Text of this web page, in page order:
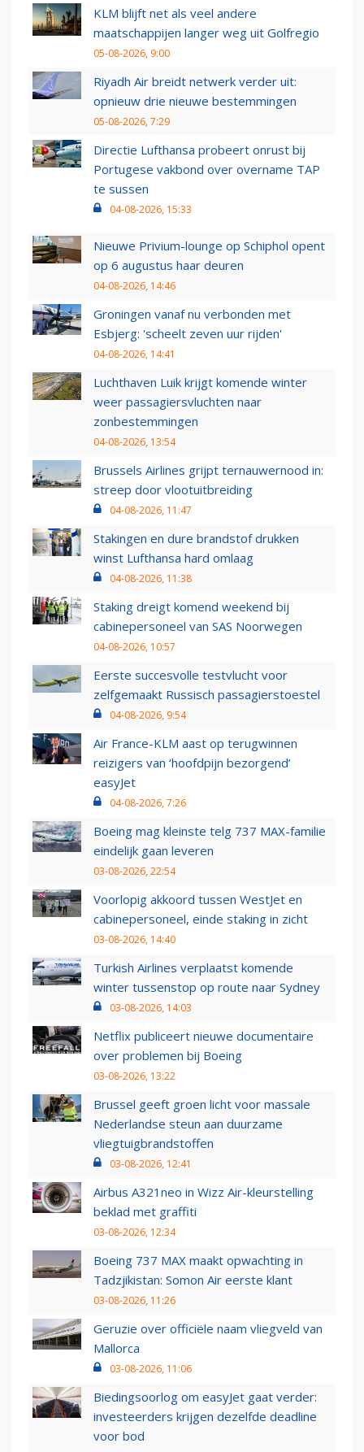
KLM blijft net als veel andere
maatschappijen langer weg uit Golfregio
05-08-2026, 9:00
Riyadh Air breidt netwerk verder uit:
opnieuw drie nieuwe bestemmingen
05-08-2026, 7:29
Directie Lufthansa probeert onrust bij
Portugese vakbond over overname TAP
te sussen
04-08-2026, 15:33
Nieuwe Privium-lounge op Schiphol opent
op 6 augustus haar deuren
04-08-2026, 14:46
Groningen vanaf nu verbonden met
Esbjerg: 'scheelt zeven uur rijden'
04-08-2026, 14:41
Luchthaven Luik krijgt komende winter
weer passagiersvluchten naar
zonbestemmingen
04-08-2026, 13:54
Brussels Airlines grijpt ternauwernood in:
streep door vlootuitbreiding
04-08-2026, 11:47
Stakingen en dure brandstof drukken
winst Lufthansa hard omlaag
04-08-2026, 11:38
Staking dreigt komend weekend bij
cabinepersoneel van SAS Noorwegen
04-08-2026, 10:57
Eerste succesvolle testvlucht voor
zelfgemaakt Russisch passagierstoestel
04-08-2026, 9:54
Air France-KLM aast op terugwinnen
reizigers van ‘hoofdpijn bezorgend’
easyJet
04-08-2026, 7:26
Boeing mag kleinste telg 737 MAX-familie
eindelijk gaan leveren
03-08-2026, 22:54
Voorlopig akkoord tussen WestJet en
cabinepersoneel, einde staking in zicht
03-08-2026, 14:40
Turkish Airlines verplaatst komende
winter tussenstop op route naar Sydney
03-08-2026, 14:03
Netflix publiceert nieuwe documentaire
over problemen bij Boeing
03-08-2026, 13:22
Brussel geeft groen licht voor massale
Nederlandse steun aan duurzame
vliegtuigbrandstoffen
03-08-2026, 12:41
Airbus A321neo in Wizz Air-kleurstelling
beklad met graffiti
03-08-2026, 12:34
Boeing 737 MAX maakt opwachting in
Tadzjikistan: Somon Air eerste klant
03-08-2026, 11:26
Geruzie over officiële naam vliegveld van
Mallorca
03-08-2026, 11:06
Biedingsoorlog om easyJet gaat verder:
investeerders krijgen dezelfde deadline
voor bod